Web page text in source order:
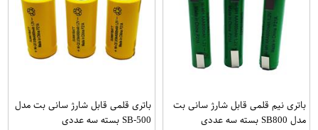
باتری نیم قلمی قابل شارژ سانی بت
مدل SB800 بسته سه عددی
باتری قلمی قابل شارژ سانی بت مدل
SB-500 بسته سه عددی